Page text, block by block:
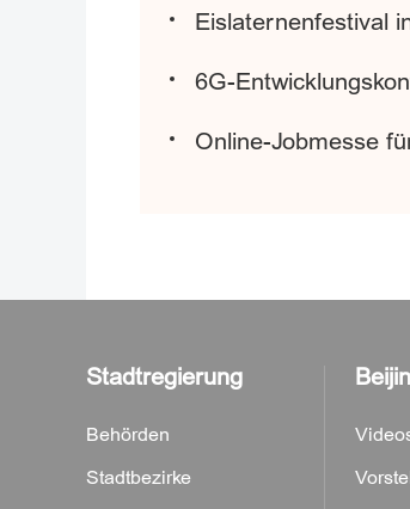
Eislaternenfestival
6G-
Online-Jobmesse
Stadtregierung
Behörden
Stadtbezirke